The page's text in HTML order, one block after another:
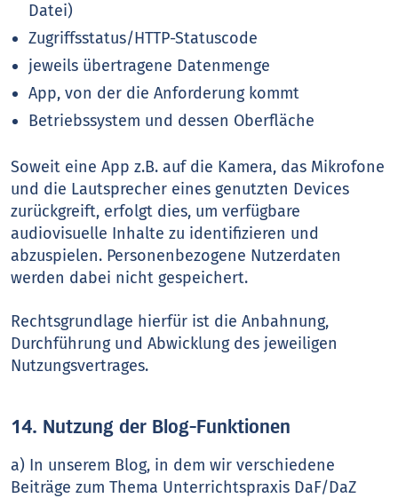
Datei)
Zugriffsstatus/HTTP-Statuscode
jeweils übertragene Datenmenge
App, von der die Anforderung kommt
Betriebssystem und dessen Oberfläche
Soweit eine App z.B. auf die Kamera, das Mikrofone
und die Lautsprecher eines genutzten Devices
zurückgreift, erfolgt dies, um verfügbare
audiovisuelle Inhalte zu identifizieren und
abzuspielen. Personenbezogene Nutzerdaten
werden dabei nicht gespeichert.
Rechtsgrundlage hierfür ist die Anbahnung,
Durchführung und Abwicklung des jeweiligen
Nutzungsvertrages.
14. Nutzung der Blog-Funktionen
a) In unserem Blog, in dem wir verschiedene
Beiträge zum Thema Unterrichtspraxis DaF/DaZ